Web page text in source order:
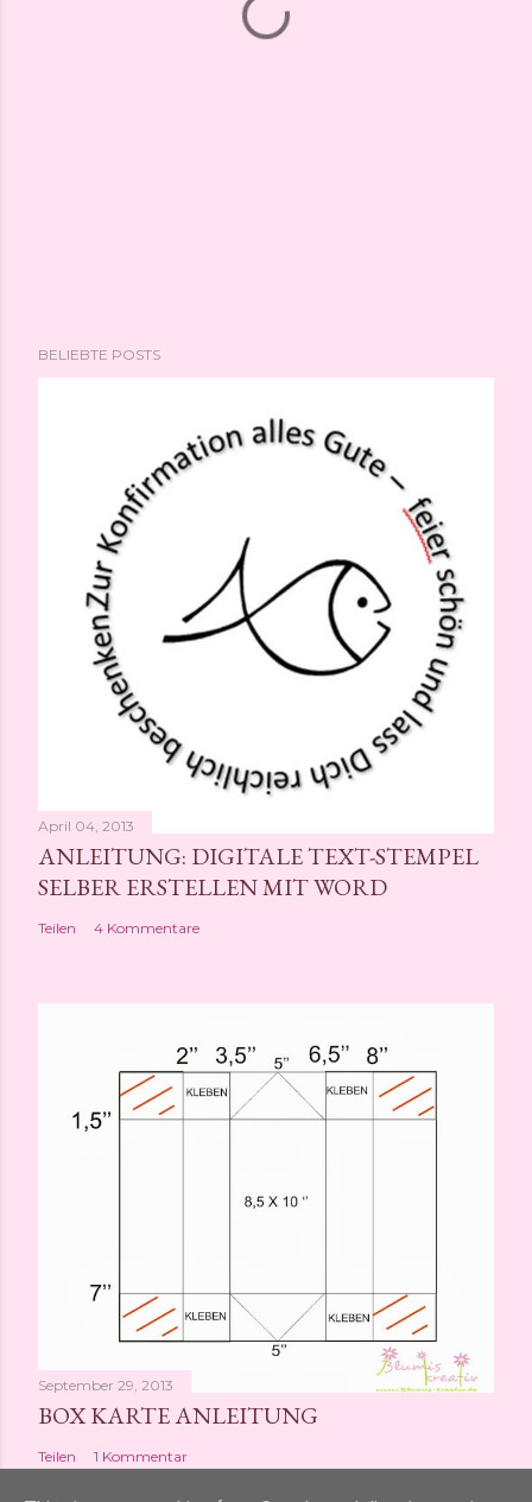
BELIEBTE POSTS
April 04, 2013
ANLEITUNG: DIGITALE TEXT-STEMPEL
SELBER ERSTELLEN MIT WORD
Teilen 4 Kommentare
September 29, 2013
BOX KARTE ANLEITUNG
Teilen 1 Kommentar